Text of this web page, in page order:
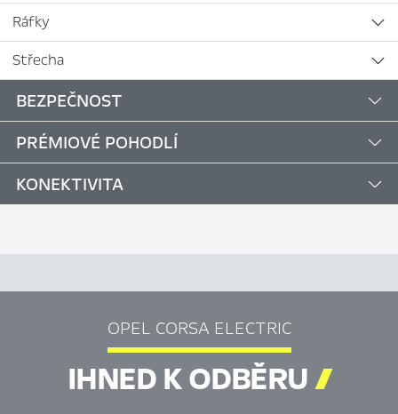
Ráfky
Střecha
BEZPEČNOST
PRÉMIOVÉ POHODLÍ
KONEKTIVITA
OPEL CORSA ELECTRIC
IHNED K ODBĚRU